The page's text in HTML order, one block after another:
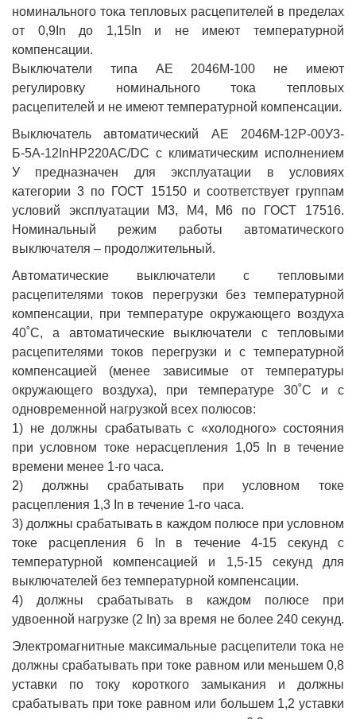
номинального тока тепловых расцепителей в пределах
от 0,9In до 1,15In и не имеют температурной
компенсации.
Выключатели типа АЕ 2046М-100 не имеют
регулировку номинального тока тепловых
расцепителей и не имеют температурной компенсации.
Выключатель автоматический АЕ 2046М-12Р-00У3-
Б-5А-12InНР220AC/DC с климатическим исполнением
У предназначен для эксплуатации в условиях
категории 3 по ГОСТ 15150 и соответствует группам
условий эксплуатации М3, М4, М6 по ГОСТ 17516.
Номинальный режим работы автоматического
выключателя – продолжительный.
Автоматические выключатели с тепловыми
расцепителями токов перегрузки без температурной
компенсации, при температуре окружающего воздуха
40˚С, а автоматические выключатели с тепловыми
расцепителями токов перегрузки и с температурной
компенсацией (менее зависимые от температуры
окружающего воздуха), при температуре 30˚С и с
одновременной нагрузкой всех полюсов:
1) не должны срабатывать с «холодного» состояния
при условном токе нерасцепления 1,05 In в течение
времени менее 1-го часа.
2) должны срабатывать при условном токе
расцепления 1,3 In в течение 1-го часа.
3) должны срабатывать в каждом полюсе при условном
токе расцепления 6 In в течение 4-15 секунд с
температурной компенсацией и 1,5-15 секунд для
выключателей без температурной компенсации.
4) должны срабатывать в каждом полюсе при
удвоенной нагрузке (2 In) за время не более 240 секунд.
Электромагнитные максимальные расцепители тока не
должны срабатывать при токе равном или меньшем 0,8
уставки по току короткого замыкания и должны
срабатывать при токе равном или большем 1,2 уставки